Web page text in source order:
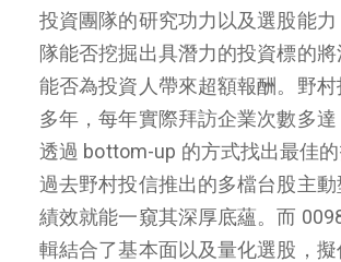
投資團隊的研究功力以及選股能
隊能否挖掘出具潛力的投資標的
能否為投資人帶來超額報酬。野
多年，每年實際拜訪企業次數多達
透過 bottom-up 的方式找出最佳
過去野村投信推出的多檔台股主
績效就能一窺其深厚底蘊。而
輯結合了基本面以及量化選股，